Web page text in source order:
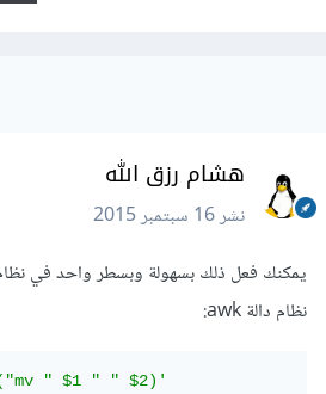
هشام رزق الله
نشر16 سبتمبر 2015
يمكنك فعل ذلك بسهولة وبسطر واحد في
نظام دالة awk:
" $1 " " $2)'